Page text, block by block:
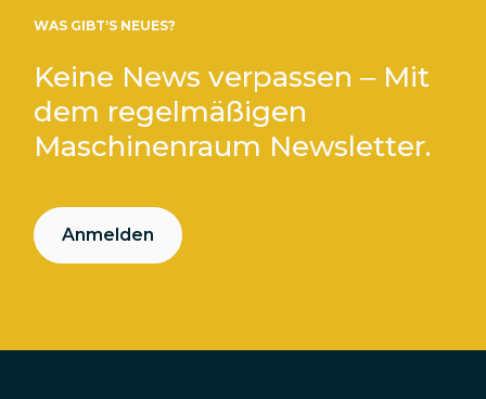
WAS GIBT’S NEUES?
Keine News verpassen – Mit
dem regelmäßigen
Maschinenraum Newsletter.
Anmelden